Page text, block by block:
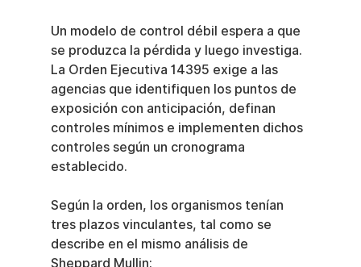
Un modelo de control débil espera a que
se produzca la pérdida y luego investiga.
La Orden Ejecutiva 14395 exige a las
agencias que identifiquen los puntos de
exposición con anticipación, definan
controles mínimos e implementen dichos
controles según un cronograma
establecido.
Según la orden, los organismos tenían
tres plazos vinculantes, tal como se
describe en el mismo análisis de
Sheppard Mullin: